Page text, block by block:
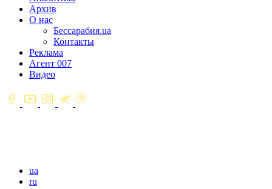
Архив
О нас
Бессарабия.ua
Контакты
Реклама
Агент 007
Видео
ua
ru